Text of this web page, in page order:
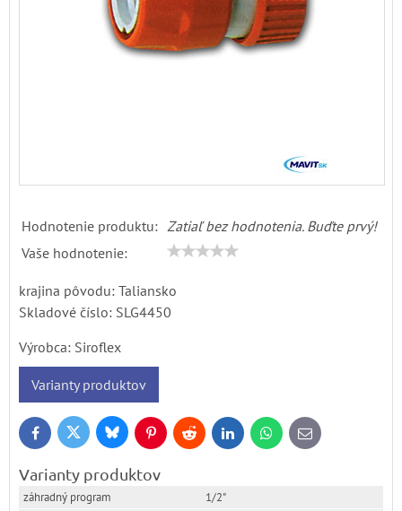
Hodnotenie produktu: Zatiaľ bez hodnotenia. Buďte prvý!
Vaše hodnotenie:
krajina pôvodu: Taliansko
Skladové číslo: SLG4450
Výrobca: Siroflex
Varianty produktov
FacebookTwitter BlueskyPinterestReddit LinkedInWhatsApp
E-
mail
Varianty produktov
1/2"